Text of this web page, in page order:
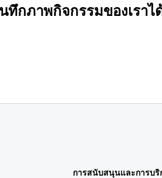
ทึกภาพกิจกรรมของเราไ
การสนับสนุนและการบริ